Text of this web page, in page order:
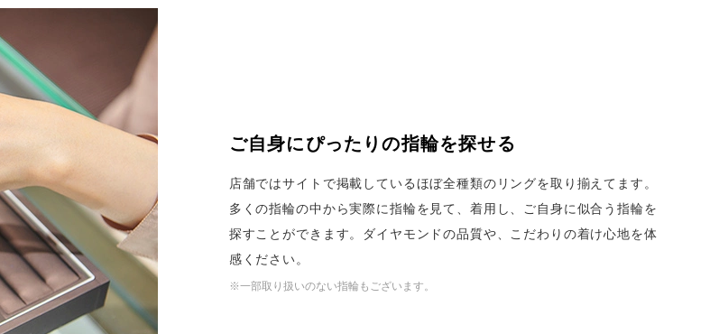
ご自身にぴったりの指輪を探せる
店舗ではサイトで掲載しているほぼ全種類のリングを取り揃えてます。
多くの指輪の中から実際に指輪を見て、着用し、ご自身に似合う指輪を
探すことができます。ダイヤモンドの品質や、こだわりの着け心地を体
感ください。
※一部取り扱いのない指輪もございます。